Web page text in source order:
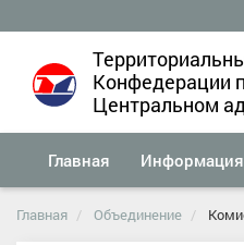
Конфедерации
Центральном
Главная Информация
Главная Объединение